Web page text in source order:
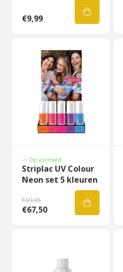
€9,99
Op voorraad
Striplac UV Colour
Neon set 5 kleuren
€69,95
€67,50